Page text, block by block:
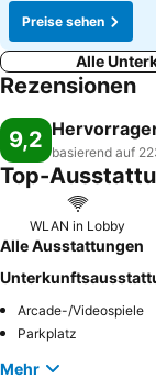
Preise sehen
Alle
Rezensionen
9,2 basierend auf
Top-
WLAN in Lobby
Alle Ausstattungen
Arcade-/Videospiele
Parkplatz
Mehr